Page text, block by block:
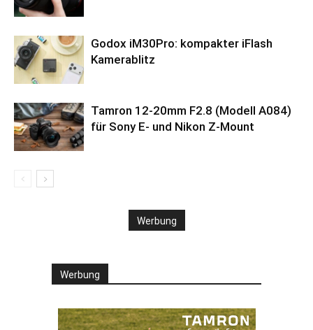
Godox iM30Pro: kompakter iFlash
Kamerablitz
Tamron 12-20mm F2.8 (Modell A084)
für Sony E- und Nikon Z-Mount
Werbung
Werbung